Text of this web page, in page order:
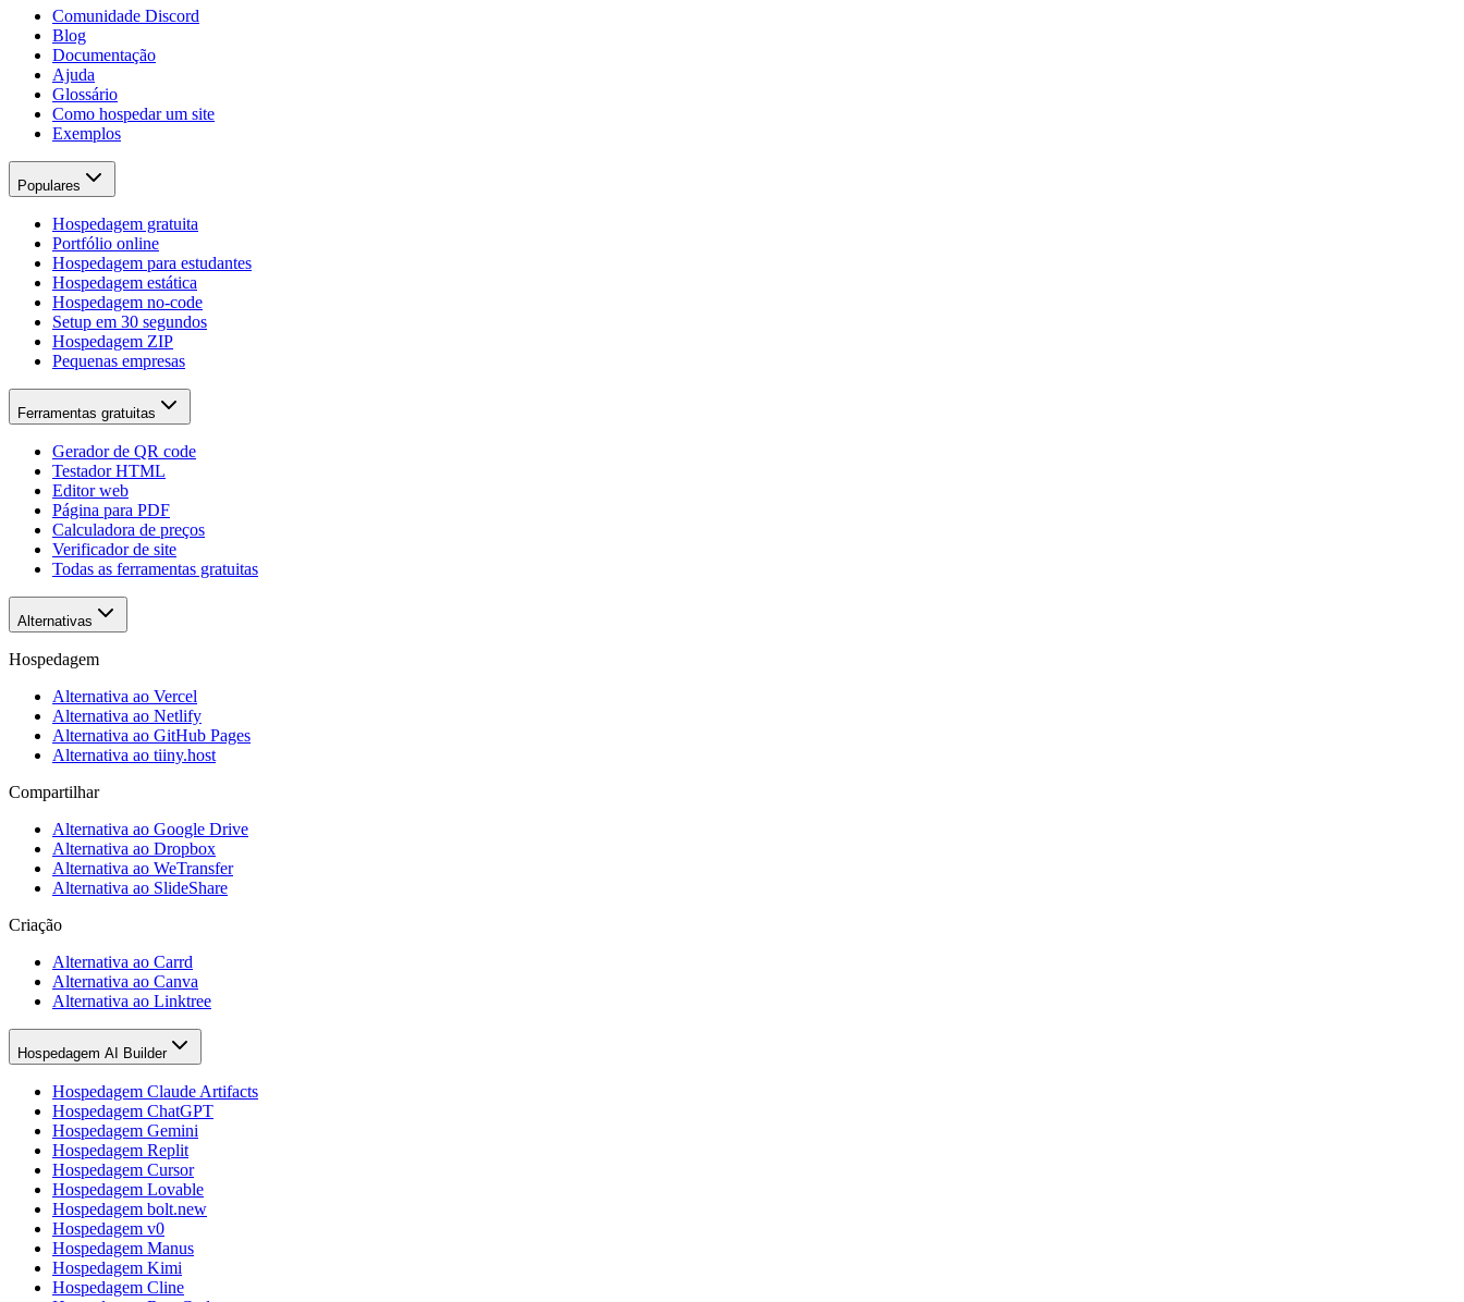
Comunidade Discord
Blog
Documentação
Ajuda
Glossário
Como hospedar um site
Exemplos
Populares
Hospedagem gratuita
Portfólio online
Hospedagem para estudantes
Hospedagem estática
Hospedagem no-code
Setup em 30 segundos
Hospedagem ZIP
Pequenas empresas
Ferramentas gratuitas
Gerador de QR code
Testador HTML
Editor web
Página para PDF
Calculadora de preços
Verificador de site
Todas as ferramentas gratuitas
Alternativas
Hospedagem
Alternativa ao Vercel
Alternativa ao Netlify
Alternativa ao GitHub Pages
Alternativa ao tiiny.host
Compartilhar
Alternativa ao Google Drive
Alternativa ao Dropbox
Alternativa ao WeTransfer
Alternativa ao SlideShare
Criação
Alternativa ao Carrd
Alternativa ao Canva
Alternativa ao Linktree
Hospedagem AI Builder
Hospedagem Claude Artifacts
Hospedagem ChatGPT
Hospedagem Gemini
Hospedagem Replit
Hospedagem Cursor
Hospedagem Lovable
Hospedagem bolt.new
Hospedagem v0
Hospedagem Manus
Hospedagem Kimi
Hospedagem Cline